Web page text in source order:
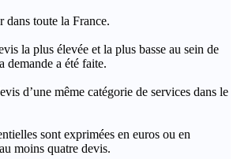
toute la France.
la plus élevée et la plus basse au sein de
demande a été faite.
d’une même catégorie de services dans le
sont exprimées en euros ou en
moins quatre devis.